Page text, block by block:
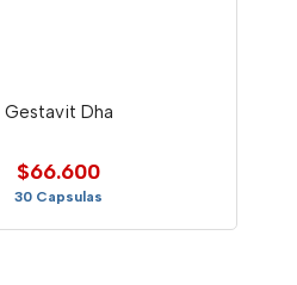
Gestavit Dha
$66.600
30 Capsulas